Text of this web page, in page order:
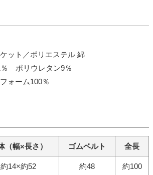
ット／ポリエステル 綿
ポリウレタン9％
ォーム100％
（幅×長さ） ゴムベルト 全長
約14×約52 約48 約100